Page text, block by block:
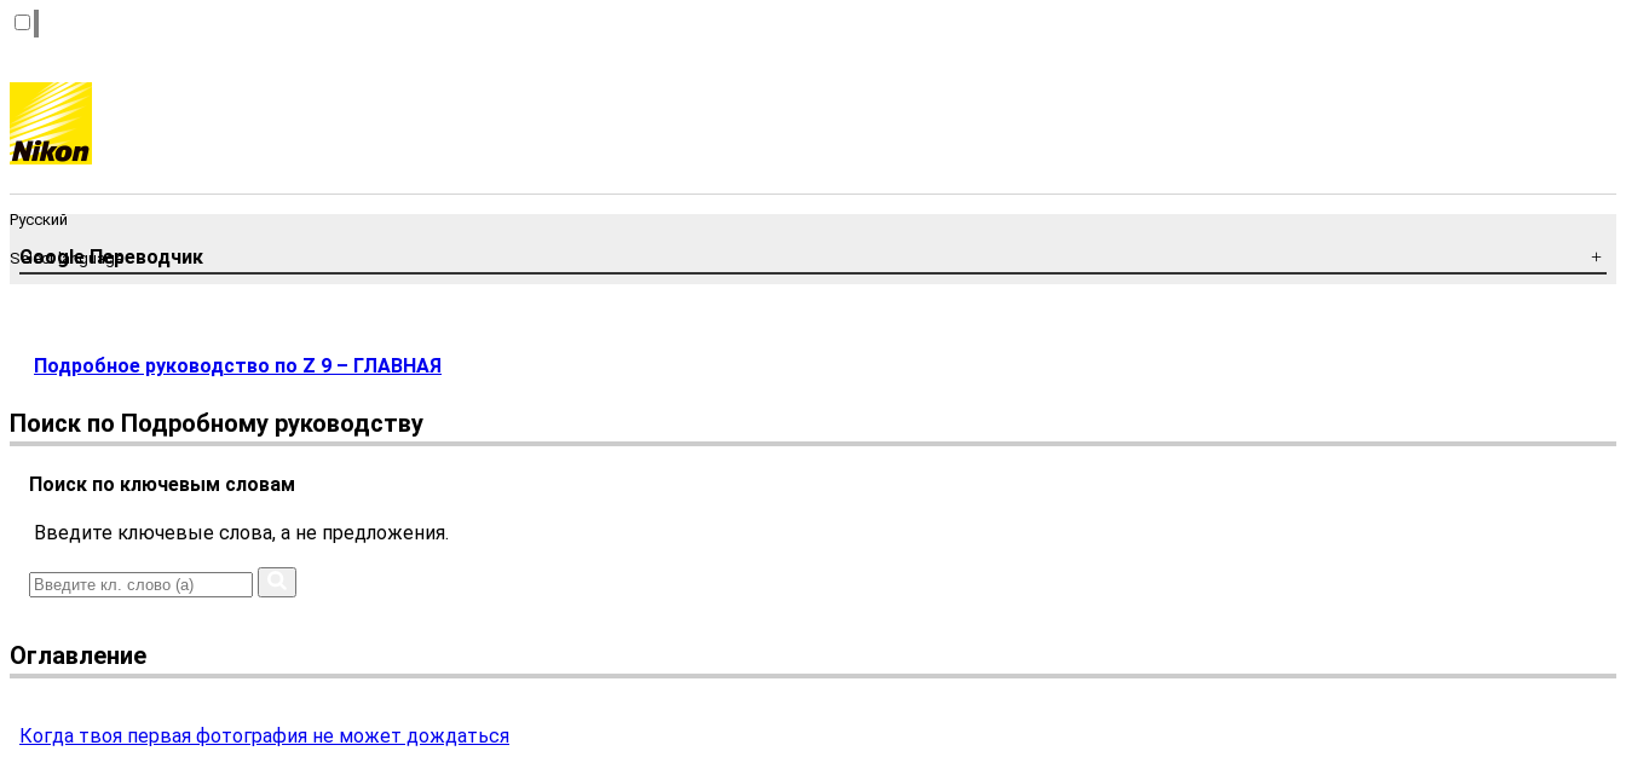
Русский
Select language
Google Переводчик
Подробное руководство по Z 9 – ГЛАВНАЯ
Поиск по Подробному руководству
Поиск по ключевым словам
Введите ключевые слова, а не предложения.
Оглавление
Когда твоя первая фотография не может дождаться